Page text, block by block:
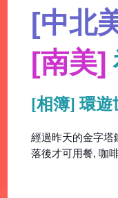
[中北
[南美]
[相簿] 環遊
經過昨天的金字塔
落後才可用餐, 咖